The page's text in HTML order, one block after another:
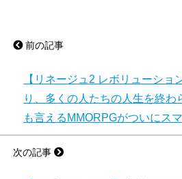
前の記事
【リネージュ2 レボリューショ
り、多くの人たちの人生を終わ
も言えるMMORPGがついにス
次の記事